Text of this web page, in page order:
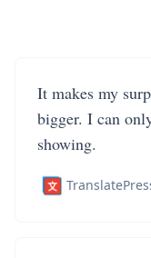
It makes my
bigger. I can
showing.